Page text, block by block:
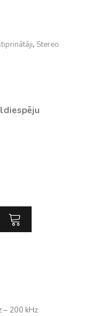
, Stereo
– 200 kHz